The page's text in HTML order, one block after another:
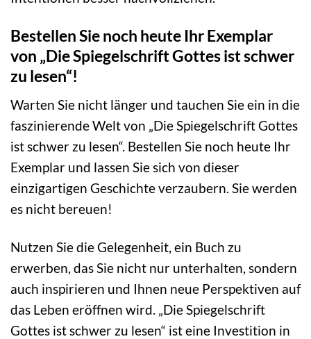
Bestellen Sie noch heute Ihr Exemplar
von „Die Spiegelschrift Gottes ist schwer
zu lesen“!
Warten Sie nicht länger und tauchen Sie ein in die
faszinierende Welt von „Die Spiegelschrift Gottes
ist schwer zu lesen“. Bestellen Sie noch heute Ihr
Exemplar und lassen Sie sich von dieser
einzigartigen Geschichte verzaubern. Sie werden
es nicht bereuen!
Nutzen Sie die Gelegenheit, ein Buch zu
erwerben, das Sie nicht nur unterhalten, sondern
auch inspirieren und Ihnen neue Perspektiven auf
das Leben eröffnen wird. „Die Spiegelschrift
Gottes ist schwer zu lesen“ ist eine Investition in